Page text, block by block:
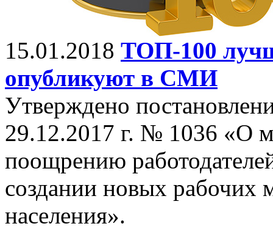
15.01.2018 ТОП-100
опубликуют в СМИ
Утверждено
29.12.2017 г. № 1036 «О
поощрению
создании новых рабочих
населения».